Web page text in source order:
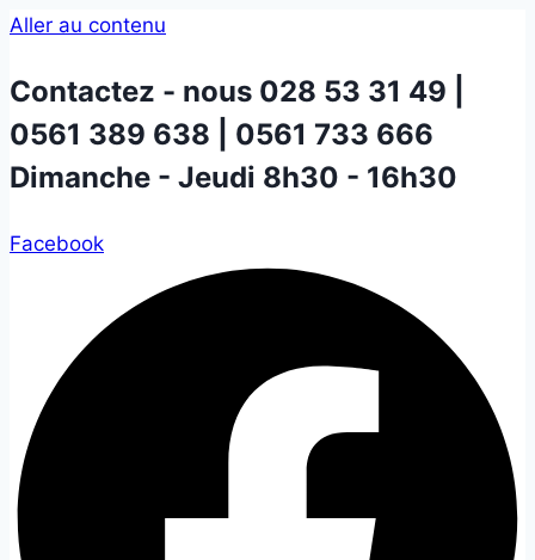
Aller au contenu
Contactez - nous 028 53 31 49 |
0561 389 638 | 0561 733 666
Dimanche - Jeudi 8h30 - 16h30
Facebook